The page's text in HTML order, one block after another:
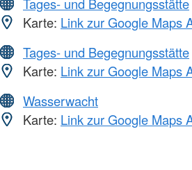
Tages- und Begegnungsstätte
Karte: Link zur Google Maps
Tages- und Begegnungsstätte
Karte: Link zur Google Maps
Wasserwacht
Karte: Link zur Google Maps